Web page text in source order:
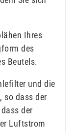
Ihres
des
Beutels.
und die
so dass der
der
Luftstrom